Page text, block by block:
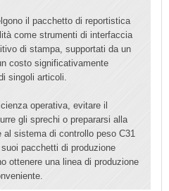
il pacchetto di reportistica
come strumenti di interfaccia
di stampa, supportati da un
costo significativamente
singoli articoli.
operativa, evitare il
gli sprechi o prepararsi alla
sistema di controllo peso C31
pacchetti di produzione
ottenere una linea di produzione